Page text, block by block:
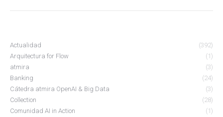
Actualidad
(392)
Arquitectura for Flow
(1)
atmira
(3)
Banking
(24)
Cátedra atmira OpenAI & Big Data
(3)
Collection
(28)
Comunidad AI in Action
(1)